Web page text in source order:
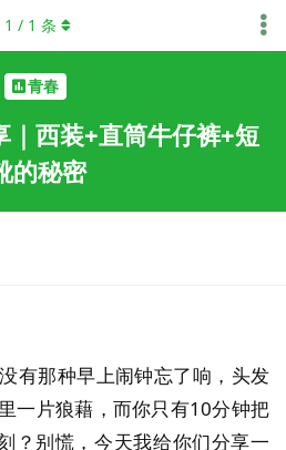
青春
｜西装+直筒牛仔裤+短
的秘密
1 / 1 条
有那种早上闹钟忘了响，头发
一片狼藉，而你只有10分钟把
？别慌，今天我给你们分享一